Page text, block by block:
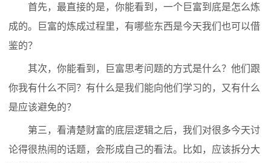
首先，最直接的是，你能看到，一个巨富到底是怎么炼
成的。巨富的炼成过程里，有哪些东西是今天我们也可以借
鉴的？
其次，你能看到，巨富思考问题的方式是什么？他们跟
你我有什么不同？有什么是我们能向他们学习的，又有什么
是应该避免的？
第三，看清楚财富的底层逻辑之后，我们对很多今天讨
论得很热闹的话题，会形成自己的看法。比如，应该拆分大